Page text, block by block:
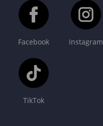
Facebook Instagram
TikTok